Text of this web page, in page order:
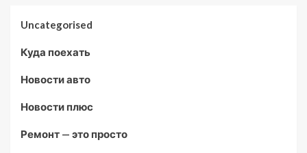
Uncategorised
Куда поехать
Новости авто
Новости плюс
Ремонт — это просто